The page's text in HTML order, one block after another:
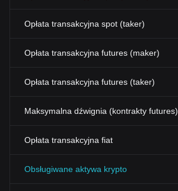
Opłata transakcyjna spot (taker)
Opłata transakcyjna futures (maker)
Opłata transakcyjna futures (taker)
Maksymalna dźwignia (kontrakty futures)
Opłata transakcyjna fiat
Obsługiwane aktywa krypto